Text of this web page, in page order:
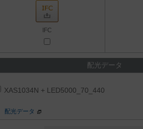
IFC
配光データ
XAS1034N + LED5000_70_440
配光データ